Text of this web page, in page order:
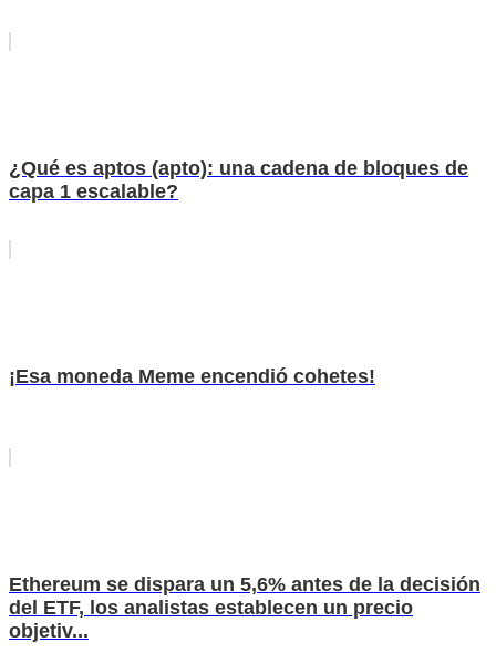
¿Qué es aptos (apto): una cadena de bloques de
capa 1 escalable?
¡Esa moneda Meme encendió cohetes!
Ethereum se dispara un 5,6% antes de la decisión
del ETF, los analistas establecen un precio
objetiv...